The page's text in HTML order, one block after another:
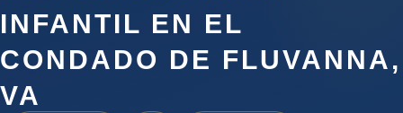
INFANTIL EN EL
CONDADO DE FLUVANNA,
VA